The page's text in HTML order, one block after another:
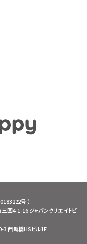
号 ）
4-1-16 ジャパンクリエイトビ
3 西新橋HSビル1F